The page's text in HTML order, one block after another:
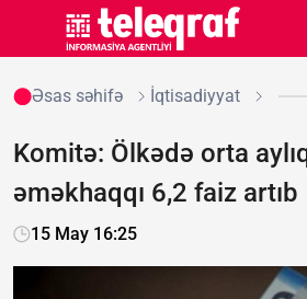
Əsas səhifə İqtisadiyyat
Komitə: Ölkədə orta
əməkhaqqı 6,2 faiz artıb
15 May 16:25